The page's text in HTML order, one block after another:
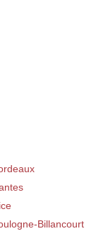
Billancourt